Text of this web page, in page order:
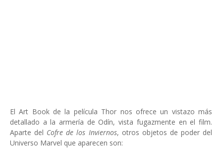
El Art Book de la película Thor nos ofrece un vistazo más
detallado a la armería de Odín, vista fugazmente en el film.
Aparte del Cofre de los Inviernos, otros objetos de poder del
Universo Marvel que aparecen son: